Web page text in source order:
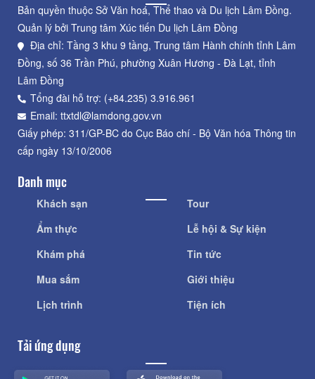
Bản quyền thuộc Sở Văn hoá, Thể thao và Du lịch Lâm Đồng.
Quản lý bởi Trung tâm Xúc tiến Du lịch Lâm Đồng
Địa chỉ: Tầng 3 khu 9 tầng, Trung tâm Hành chính tỉnh Lâm
Đồng, số 36 Trần Phú, phường Xuân Hương - Đà Lạt, tỉnh
Lâm Đồng
Tổng đài hỗ trợ: (+84.235) 3.916.961
Email: ttxtdl@lamdong.gov.vn
Giấy phép: 311/GP-BC do Cục Báo chí - Bộ Văn hóa Thông tin
cấp ngày 13/10/2006
Danh mục
Khách sạn
Ẩm thực
Khám phá
Mua sắm
Lịch trình
Tour
Lễ hội & Sự kiện
Tin tức
Giới thiệu
Tiện ích
Tải ứng dụng